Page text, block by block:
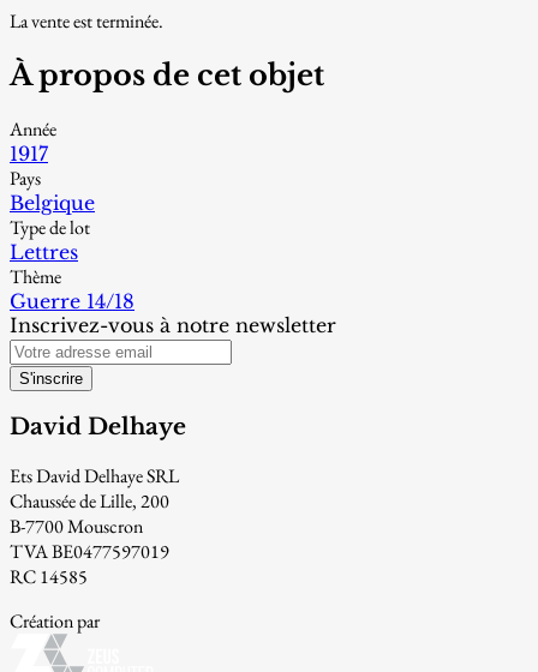
La vente est terminée.
À propos de cet objet
Année
1917
Pays
Belgique
Type de lot
Lettres
Thème
Guerre 14/18
Inscrivez-vous à notre newsletter
S'inscrire
David Delhaye
Ets David Delhaye SRL
Chaussée de Lille, 200
B-7700 Mouscron
TVA BE0477597019
RC 14585
Création par